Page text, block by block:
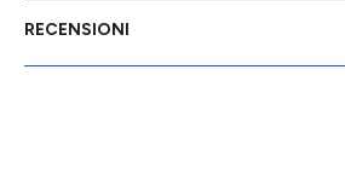
RECENSIONI